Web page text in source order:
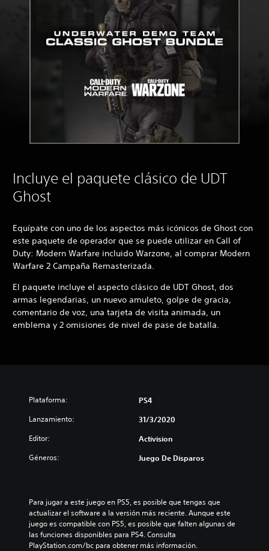
Incluye el paquete clásico de UDT
Ghost
Equípate con uno de los aspectos más icónicos de Ghost con
este paquete de operador que se puede utilizar en Call of
Duty: Modern Warfare incluido Warzone, al comprar Modern
Warfare 2 Campaña Remasterizada.
El paquete incluye el aspecto clásico de UDT Ghost, dos
armas legendarias, un nuevo amuleto, golpe de gracia,
comentario de voz, una tarjeta de visita animada, un
emblema y 2 omisiones de nivel de pase de batalla.
Plataforma: PS4
Lanzamiento: 31/3/2020
Editor: Activision
Géneros: Juego De Disparos
Para jugar a este juego en PS5, es posible que tengas que
actualizar el software a la versión más reciente. Aunque este
juego es compatible con PS5, es posible que falten algunas de
las funciones disponibles para PS4. Consulta
PlayStation.com/bc para obtener más información.